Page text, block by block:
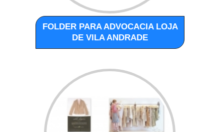
FOLDER PARA ADVOCACIA LOJA
DE VILA ANDRADE